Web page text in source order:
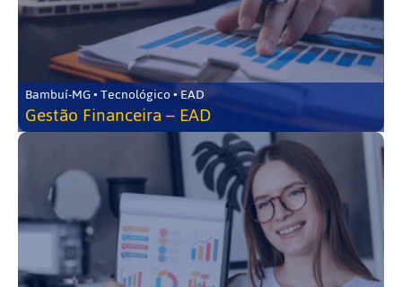
Bambuí-MG • Tecnológico • EAD
Gestão Financeira – EAD